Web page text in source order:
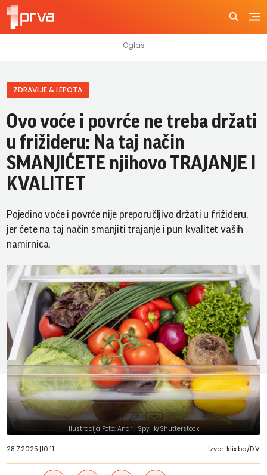
ZDRAVLJE & LEPOTA
Ovo voće i povrće ne treba držati
u frižideru: Na taj način
SMANJIĆETE njihovo TRAJANJE I
KVALITET
Pojedino voće i povrće nije preporučljivo držati u frižideru,
jer ćete na taj način smanjiti trajanje i pun kvalitet vaših
namirnica.
Ilustracija Foto: Andrii Spy_k/Shutterstock
28.7.2025.|10:11 Izvor: klix.ba/D.V.